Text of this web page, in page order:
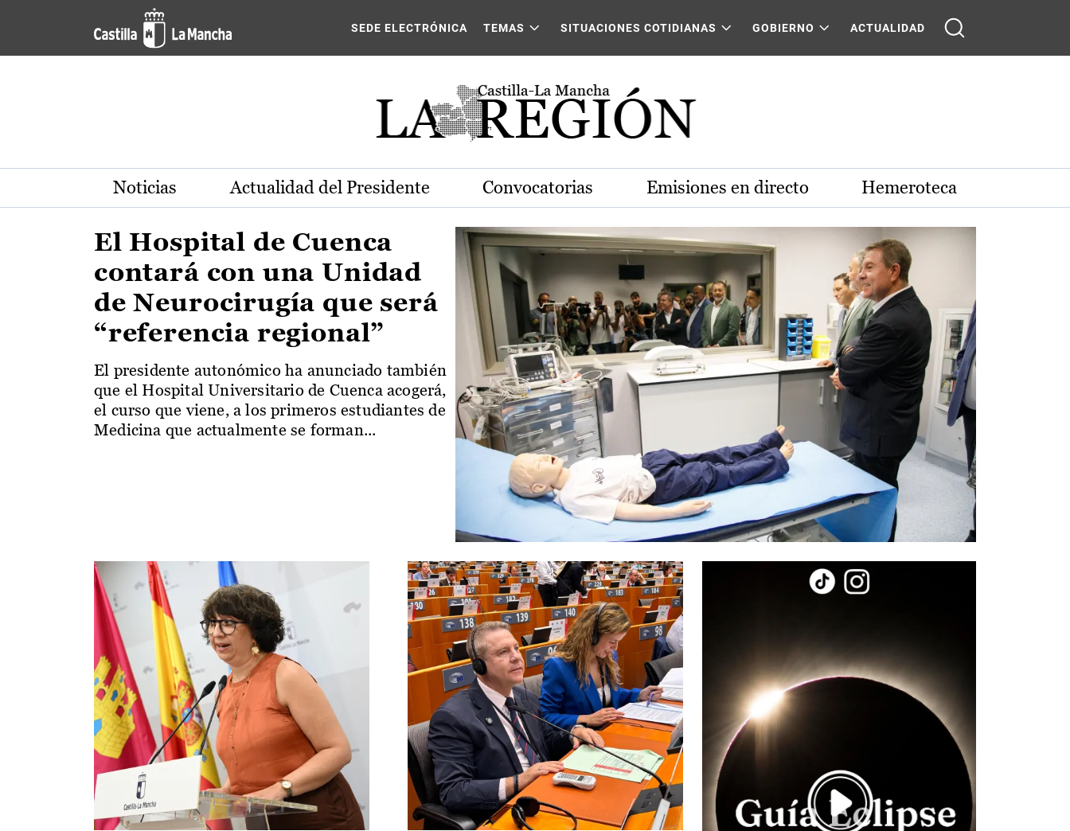
Pasar al contenido principal
Actualidad de la región de Castilla-La Mancha
SEDE ELECTRÓNICA TEMAS SITUACIONES COTIDIANAS GOBIERNO ACTUALIDAD
Noticias Actualidad del Presidente Convocatorias Emisiones en directo Hemeroteca
El Hospital de Cuenca
contará con una Unidad
de Neurocirugía que será
“referencia regional”
El presidente autonómico ha anunciado también
que el Hospital Universitario de Cuenca acogerá,
el curso que viene, a los primeros estudiantes de
Medicina que actualmente se forman...